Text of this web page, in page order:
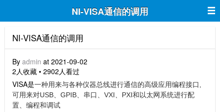
NI-VISA通信的调用
NI-VISA通信的调用
By admin at 2021-09-02
2人收藏 • 2902人看过
VISA是一种用来与各种仪器总线进行通信的高级应用编程接口,
可用来对USB、GPIB、串口、VXI、PXI和以太网系统进行配
置、编程和调试